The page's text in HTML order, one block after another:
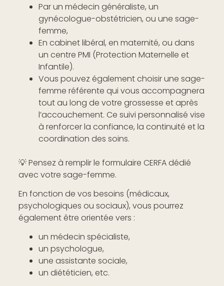
Par un médecin généraliste, un
gynécologue-obstétricien, ou une sage-
femme,
En cabinet libéral, en maternité, ou dans
un centre PMI (Protection Maternelle et
Infantile).
Vous pouvez également choisir une sage-
femme référente qui vous accompagnera
tout au long de votre grossesse et après
l’accouchement. Ce suivi personnalisé vise
à renforcer la confiance, la continuité et la
coordination des soins.
💡 Pensez à remplir le formulaire CERFA dédié
avec votre sage-femme.
En fonction de vos besoins (médicaux,
psychologiques ou sociaux), vous pourrez
également être orientée vers :
un médecin spécialiste,
un psychologue,
une assistante sociale,
un diététicien, etc.